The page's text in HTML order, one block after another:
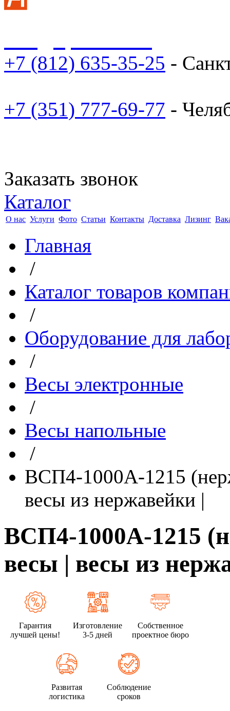
+7 (812) 635-35-25 -
+7 (351) 777-69-77 -
Заказать звонок
Каталог
О нас Услуги Фото Статьи Контакты Доставка Лизинг
Главная
/
Каталог товаров
/
Оборудование для
/
Весы электронные
/
Весы напольные
/
ВСП4-1000А-1215
весы из нержавейки |
ВСП4-1000А-1215
весы | весы из
Гарантия
лучшей цены!
Изготовление
3-5 дней
Собственное
проектное бюро
Развитая
логистика
Соблюдение
сроков